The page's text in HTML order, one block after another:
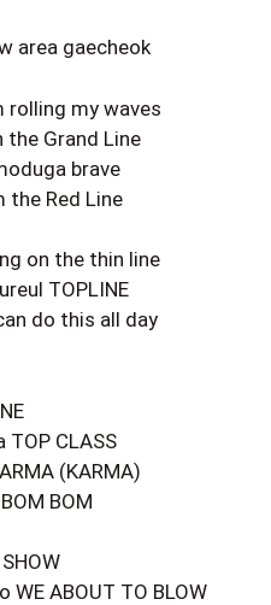
area gaecheok
rolling my waves
the Grand Line
brave
the Red Line
on the thin line
TOPLINE
do this all day
CLASS
(KARMA)
BOM
ABOUT TO BLOW